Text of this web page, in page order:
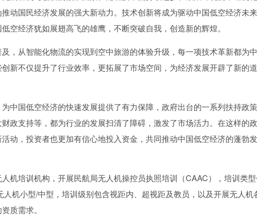
动国民经济发展的强大新动力。技术创新将成为驱动中国低空经济未
空经济犹如展翅高飞的雄鹰，不断突破自我，创造新的辉煌。
，从智能化物流的实现到空中旅游的体验升级，每一项技术革新都为
新不仅提升了行业效率，更拓展了市场空间，为经济发展开辟了新的道
中国低空经济的快速发展提供了有力保障，政府出台的一系列扶持政策
政支持等，都为行业的发展扫清了障碍，激发了市场活力。在这样的
动，投资者也更加有信心地投入资金，共同推动中国低空经济的蓬勃发
机培训机构，开展民航局无人机操控员执照培训（CAAC），培训类
机小型/中型，培训级别包含视距内、超视距及教员，以及开展无人机
质需求。